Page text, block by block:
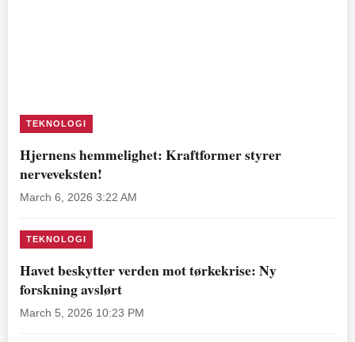
TEKNOLOGI
Hjernens hemmelighet: Kraftformer styrer
nerveveksten!
March 6, 2026 3:22 AM
TEKNOLOGI
Havet beskytter verden mot tørkekrise: Ny
forskning avslørt
March 5, 2026 10:23 PM